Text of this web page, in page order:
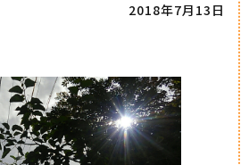
2018年7月13日